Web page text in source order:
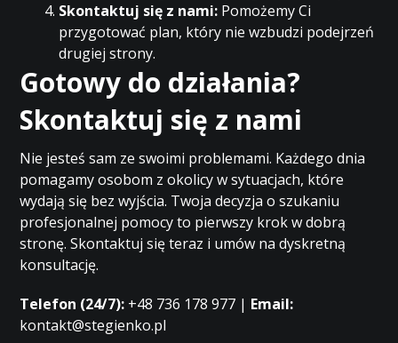
Skontaktuj się z nami: Pomożemy Ci
przygotować plan, który nie wzbudzi podejrzeń
drugiej strony.
Gotowy do działania?
Skontaktuj się z nami
Nie jesteś sam ze swoimi problemami. Każdego dnia
pomagamy osobom z okolicy w sytuacjach, które
wydają się bez wyjścia. Twoja decyzja o szukaniu
profesjonalnej pomocy to pierwszy krok w dobrą
stronę. Skontaktuj się teraz i umów na dyskretną
konsultację.
Telefon (24/7): +48 736 178 977 | Email:
kontakt@stegienko.pl